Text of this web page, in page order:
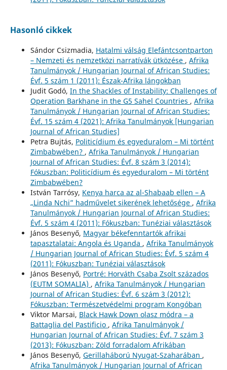
Hasonló cikkek
Sándor Csizmadia, Hatalmi válság Elefántcsontparton
– Nemzeti és nemzetközi narratívák ütközése , Afrika
Tanulmányok / Hungarian Journal of African Studies:
Évf. 5 szám 1 (2011): Észak-Afrika lángokban
Judit Godó, In the Shackles of Instability: Challenges of
Operation Barkhane in the G5 Sahel Countries , Afrika
Tanulmányok / Hungarian Journal of African Studies:
Évf. 15 szám 4 (2021): Afrika Tanulmányok [Hungarian
Journal of African Studies]
Petra Bujtás, Politicídium és egyeduralom – Mi történt
Zimbabwében? , Afrika Tanulmányok / Hungarian
Journal of African Studies: Évf. 8 szám 3 (2014):
Fókuszban: Politicídium és egyeduralom – Mi történt
Zimbabwében?
István Tarrósy, Kenya harca az al-Shabaab ellen – A
„Linda Nchi” hadművelet sikerének lehetősége , Afrika
Tanulmányok / Hungarian Journal of African Studies:
Évf. 5 szám 4 (2011): Fókuszban: Tunéziai választások
János Besenyő, Magyar békefenntartók afrikai
tapasztalatai: Angola és Uganda , Afrika Tanulmányok
/ Hungarian Journal of African Studies: Évf. 5 szám 4
(2011): Fókuszban: Tunéziai választások
János Besenyő, Portré: Horváth Csaba Zsolt százados
(EUTM SOMALIA) , Afrika Tanulmányok / Hungarian
Journal of African Studies: Évf. 6 szám 3 (2012):
Fókuszban: Természetvédelmi program Kongóban
Viktor Marsai, Black Hawk Down olasz módra – a
Battaglia del Pastificio , Afrika Tanulmányok /
Hungarian Journal of African Studies: Évf. 7 szám 3
(2013): Fókuszban: Zöld forradalom Afrikában
János Besenyő, Gerillaháború Nyugat-Szaharában ,
Afrika Tanulmányok / Hungarian Journal of African